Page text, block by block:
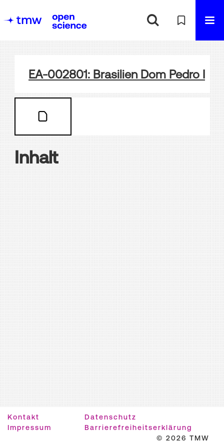
EA-002801: Brasilien Dom Pedro II
Inhalt
Kontakt
Datenschutz
Impressum
Barrierefreiheitserklärung
© 2026 TMW